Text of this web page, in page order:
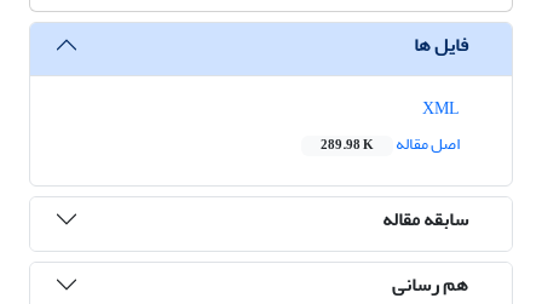
فایل ها
اصل مقاله
289.98 K
سابقه مقاله
هم رسانی